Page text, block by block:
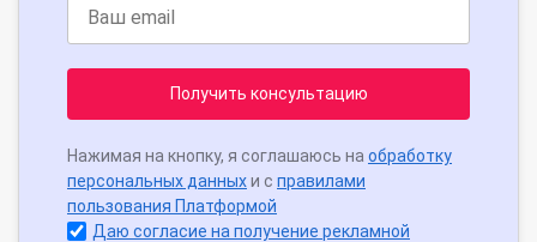
Получить консультацию
Нажимая на кнопку, я соглашаюсь на обработку
персональных данныхи с правилами
пользования Платформой
Даю согласие на получение рекламной